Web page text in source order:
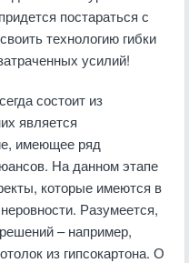
постараться с
технологию гибки
усилий!
состоит из
является
имеющее ряд
На данном этапе
которые имеются в
Разумеется,
– например,
из гипсокартона. О